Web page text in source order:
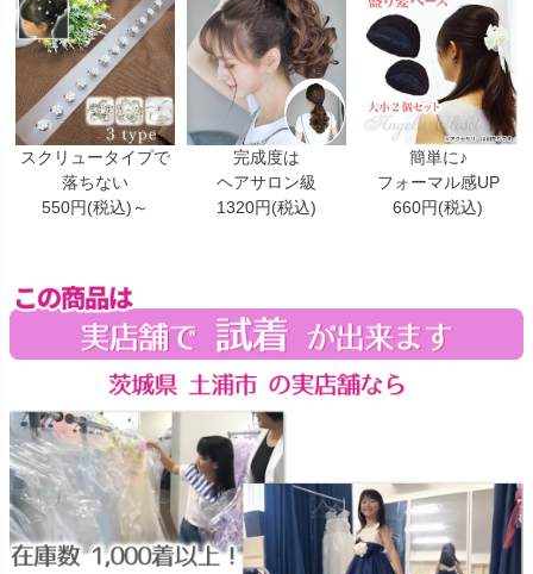
スクリュータイプで
落ちない
550円(税込)～
完成度は
ヘアサロン級
1320円(税込)
簡単に♪
フォーマル感UP
660円(税込)